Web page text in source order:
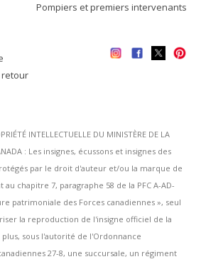
Pompiers et premiers intervenants
retour
INTELLECTUELLE DU MINISTÈRE DE LA
: Les insignes, écussons et insignes des
par le droit d'auteur et/ou la marque de
chapitre 7, paragraphe 58 de la PFC A-AD-
patrimoniale des Forces canadiennes », seul
la reproduction de l'insigne officiel de la
sous l'autorité de l'Ordonnance
27-8, une succursale, un régiment